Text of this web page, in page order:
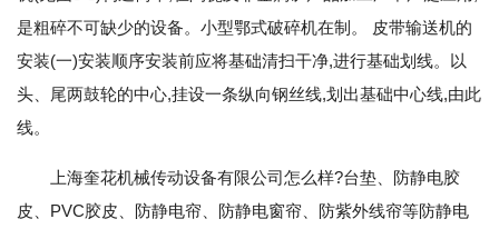
是粗碎不可缺少的设备。小型鄂式破碎机在制。 皮带输送机的
安装(一)安装顺序安装前应将基础清扫干净,进行基础划线。以
头、尾两鼓轮的中心,挂设一条纵向钢丝线,划出基础中心线,由此
线。
上海奎花机械传动设备有限公司怎么样?台垫、防静电胶
皮、PVC胶皮、防静电帘、防静电窗帘、防紫外线帘等防静电